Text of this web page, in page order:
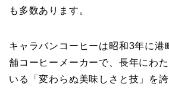
も多数あります。
キャラバンコーヒーは昭和3年に港
舗コーヒーメーカーで、長年にわ
いる「変わらぬ美味しさと技」を